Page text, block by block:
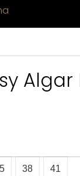
Algar
38 41